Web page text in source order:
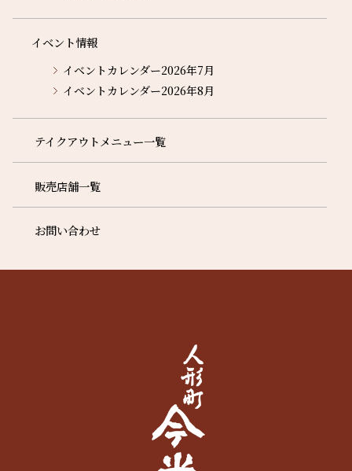
イベント情報
イベントカレンダー2026年7月
イベントカレンダー2026年8月
テイクアウトメニュー一覧
販売店舗一覧
お問い合わせ